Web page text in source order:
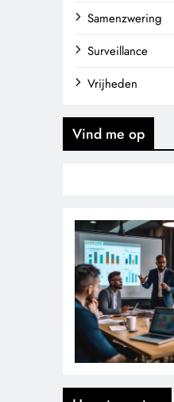
Samenzwering
Surveillance
Vrijheden
Vind me op